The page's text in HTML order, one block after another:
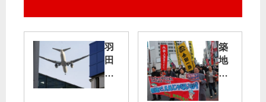
羽
田
新
築
地
で
え
え